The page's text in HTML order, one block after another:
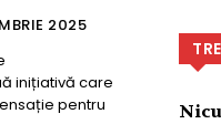
2025
inițiativă care
pentru